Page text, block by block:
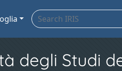
degli Studi